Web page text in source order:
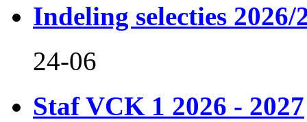
Indeling selecties 2026/
24-06
Staf VCK 1 2026 - 2027